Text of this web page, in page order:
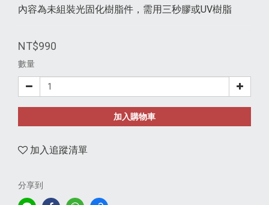
內容為未組裝光固化樹脂件，需用三秒膠或UV樹脂
NT$990
數量
加入購物車
加入追蹤清單
分享到